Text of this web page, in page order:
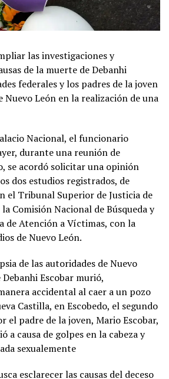
las investigaciones y
de la muerte de Debanhi
federales y los padres de la joven
Nuevo León en la realización de una
Nacional, el funcionario
durante una reunión de
se acordó solicitar una opinión
dos estudios registrados, de
el Tribunal Superior de Justicia de
Comisión Nacional de Búsqueda y
de Atención a Víctimas, con la
de Nuevo León.
de las autoridades de Nuevo
Escobar murió,
accidental al caer a un pozo
Castilla, en Escobedo, el segundo
el padre de la joven, Mario Escobar,
a causa de golpes en la cabeza y
sexualemente
esclarecer las causas del deceso